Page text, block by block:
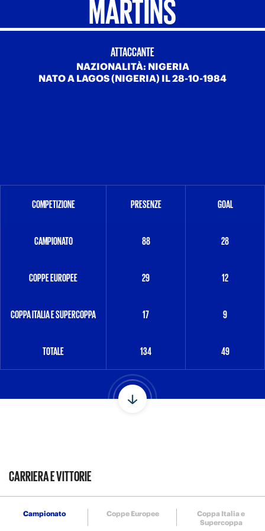
MARTINS
ATTACCANTE
NAZIONALITÀ: NIGERIA
NATO A LAGOS (NIGERIA) IL 28-10-1984
COMPETIZIONE PRESENZE GOAL
CAMPIONATO 88 28
COPPE EUROPEE 29 12
COPPA ITALIA E SUPERCOPPA 17 9
TOTALE 134 49
CARRIERA E VITTORIE
Coppa Italia e
Supercoppa
Coppe Europee
Campionato